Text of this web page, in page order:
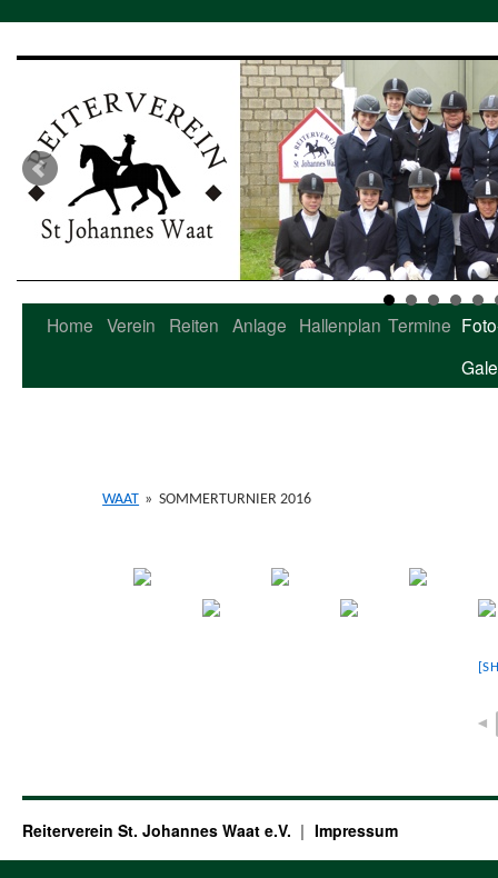
Zum
Home Verein Reiten Anlage Hallenplan Termine
WAAT » SOMMERTURNIER 2016
◄
Reiterverein St. Johannes Waat e.V. Impressum